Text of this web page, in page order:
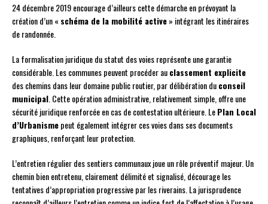
24 décembre 2019 encourage d’ailleurs cette démarche en prévoyant la
création d’un « schéma de la mobilité active» intégrant les itinéraires
de randonnée.
La formalisation juridique du statut des voies représente une garantie
considérable. Les communes peuvent procéder auclassement explicite
des chemins dans leur domaine public routier, par délibération duconseil
municipal . Cette opération administrative, relativement simple, offre une
sécurité juridique renforcée en cas de contestation ultérieure. LePlan Local
d’Urbanismepeut également intégrer ces voies dans ses documents
graphiques, renforçant leur protection.
L’entretien régulier des sentiers communaux joue un rôle préventif majeur. Un
chemin bien entretenu, clairement délimité et signalisé, décourage les
tentatives d’appropriation progressive par les riverains. La jurisprudence